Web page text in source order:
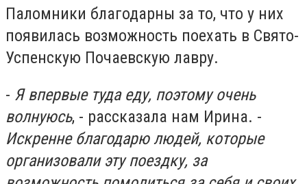
Паломники благодарны за то, что у них
появилась возможность поехать в Свято-
Успенскую Почаевскую лавру.
- Я впервые туда еду, поэтому очень
волнуюсь, - рассказала нам Ирина. -
Искренне благодарю людей, которые
организовали эту поездку, за